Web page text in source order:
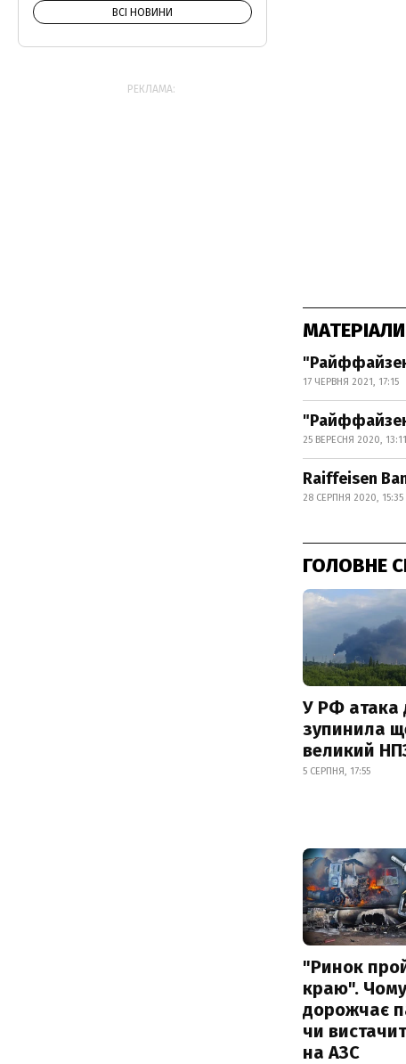
17 ЧЕРВНЯ 2021, 17:15
"Райффайзен
25 ВЕРЕСНЯ 2020, 13:11
Raiffeisen
28 СЕРПНЯ 2020, 15:35
ГОЛОВНЕ
У РФ атака
зупинила
великий
5 СЕРПНЯ, 17:55
"Ринок
краю". Чому
дорожчає
чи
на АЗС
ВСІ НОВИНИ
РЕКЛАМА: